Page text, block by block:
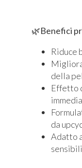
🌿Benefici
Riduce
della
Effetto
da
Adatto
sensibili